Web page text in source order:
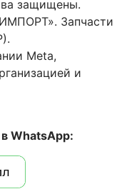
защищены.
Запчасти
Meta,
и
WhatsApp: